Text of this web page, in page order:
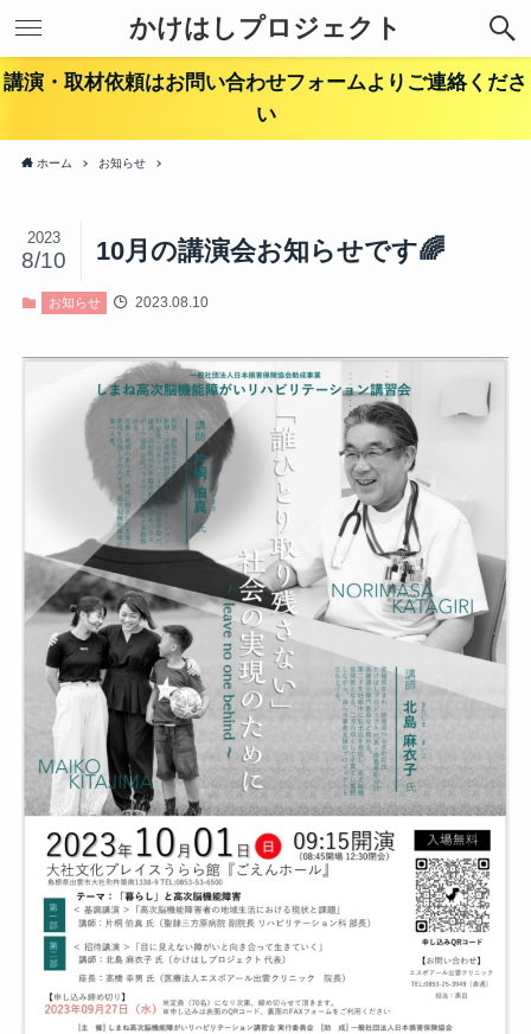
かけはしプロジェクト
講演・取材依頼はお問い合わせフォームよりご連絡くださ
い
ホーム お知らせ
10月の講演会お知らせです🌈
2023
8/10
お知らせ 2023.08.10